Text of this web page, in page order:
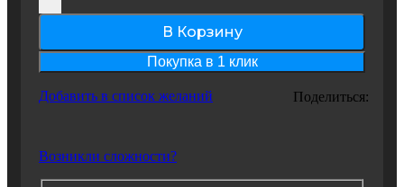
В Корзину
Покупка в 1 клик
Добавить в список желаний Поделиться:
Возникли сложности?